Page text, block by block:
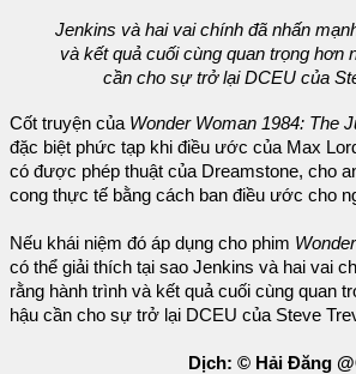
Jenkins và hai vai chính đã nhấn
và kết quả cuối cùng quan trọng hơn
cần cho sự trở lại DCEU của
Cốt truyện của Wonder Woman 1984: The
đặc biệt phức tạp khi điều ước của Max
có được phép thuật của Dreamstone, cho
cong thực tế bằng cách ban điều ước cho
Nếu khái niệm đó áp dụng cho phim
có thể giải thích tại sao Jenkins và hai vai
rằng hành trình và kết quả cuối cùng quan
hậu cần cho sự trở lại DCEU của Steve
Dịch: © Hải Đăng